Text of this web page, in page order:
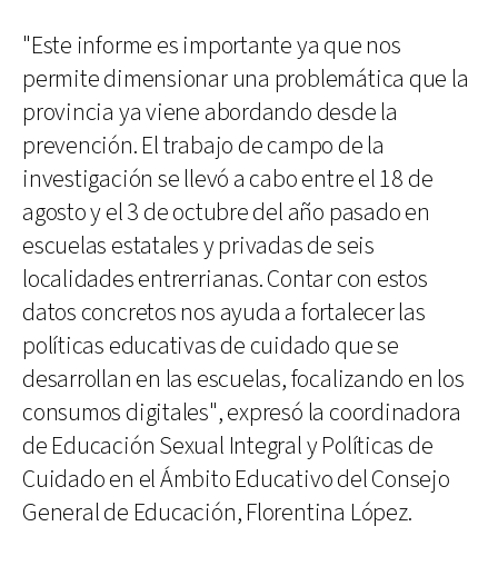
"Este informe es importante ya que nos
permite dimensionar una problemática que la
provincia ya viene abordando desde la
prevención. El trabajo de campo de la
investigación se llevó a cabo entre el 18 de
agosto y el 3 de octubre del año pasado en
escuelas estatales y privadas de seis
localidades entrerrianas. Contar con estos
datos concretos nos ayuda a fortalecer las
políticas educativas de cuidado que se
desarrollan en las escuelas, focalizando en los
consumos digitales", expresó la coordinadora
de Educación Sexual Integral y Políticas de
Cuidado en el Ámbito Educativo del Consejo
General de Educación, Florentina López.